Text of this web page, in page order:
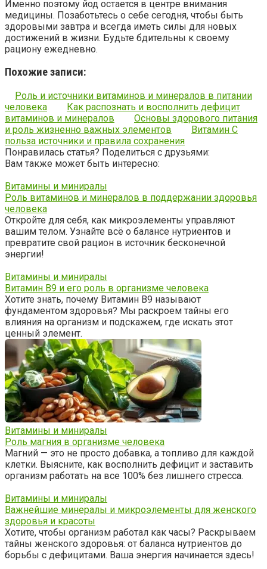
Именно поэтому йод остается в центре внимания
медицины. Позаботьтесь о себе сегодня, чтобы быть
здоровыми завтра и всегда иметь силы для новых
достижений в жизни. Будьте бдительны к своему
рациону ежедневно.
Похожие записи:
Роль и источники витаминов и минералов в питании
человека
Как распознать и восполнить дефицит
витаминов и минералов
Основы здорового питания
и роль жизненно важных элементов
Витамин С
польза источники и правила сохранения
Понравилась статья? Поделиться с друзьями:
Вам также может быть интересно:
Витамины и миниралы
Роль витаминов и минералов в поддержании здоровья
человека
Откройте для себя, как микроэлементы управляют
вашим телом. Узнайте всё о балансе нутриентов и
превратите свой рацион в источник бесконечной
энергии!
Витамины и миниралы
Витамин B9 и его роль в организме человека
Хотите знать, почему Витамин B9 называют
фундаментом здоровья? Мы раскроем тайны его
влияния на организм и подскажем, где искать этот
ценный элемент.
Витамины и миниралы
Роль магния в организме человека
Магний — это не просто добавка, а топливо для каждой
клетки. Выясните, как восполнить дефицит и заставить
организм работать на все 100% без лишнего стресса.
Витамины и миниралы
Важнейшие минералы и микроэлементы для женского
здоровья и красоты
Хотите, чтобы организм работал как часы? Раскрываем
тайны женского здоровья: от баланса нутриентов до
борьбы с дефицитами. Ваша энергия начинается здесь!